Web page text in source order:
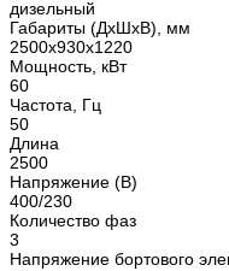
дизельный
Габариты (ДхШхВ), мм
2500x930x1220
Мощность, кВт
60
Частота, Гц
50
Длина
2500
Напряжение (В)
400/230
Количество фаз
3
Напряжение бортового